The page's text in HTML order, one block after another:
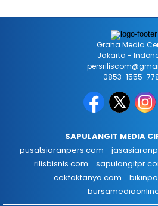
Graha Media
Jakarta -
0853-1555-
SAPULANGIT MEDIA
pusatsiaranpers.com
rilisbisnis.com
cekfaktanya.com